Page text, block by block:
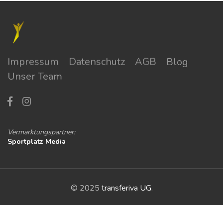
Impressum Datenschutz AGB
Blog
Unser Team
Vermarktungspartner:
Sportplatz Media
© 2025 transferiva UG.